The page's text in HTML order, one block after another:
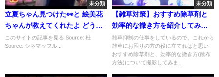
未分類
立夏ちゃん見つけた👀と 絵美花
ちゃんが教えてくれたよ どう
や…
このサイトの記事を見る Source: 杜
Source: シネマッフル...
未分類
【雑草対策】おすすめ除草剤と
効率的な撒き方を紹介してみま
した。散布動画あり。グリホサ
ート系(ラウンドアップと安価品
の比較)
雑草抑制の仕事をしているので、これから
雑草にお困りの方の役に立てればと思い
おすすめ除草剤と、効率的な撒き方(散布
方法)について撮影してみま...